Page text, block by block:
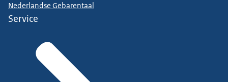
Nederlandse Gebarentaal
Service